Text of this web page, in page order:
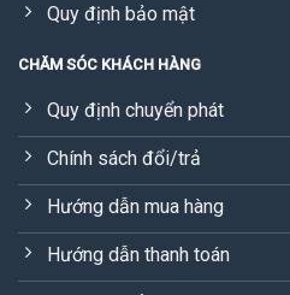
Quy định bảo mật
CHĂM SÓC KHÁCH HÀNG
Quy định chuyển phát
Chính sách đổi/trả
Hướng dẫn mua hàng
Hướng dẫn thanh toán